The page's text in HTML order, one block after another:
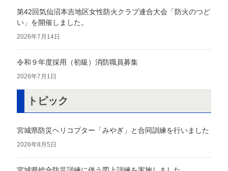
第42回気仙沼本吉地区女性防火クラブ連合大会「防火のつど
い」を開催しました。
2026年7月14日
令和９年度採用（初級）消防職員募集
2026年7月1日
トピック
宮城県防災ヘリコプター「みやぎ」と合同訓練を行いました
2026年8月5日